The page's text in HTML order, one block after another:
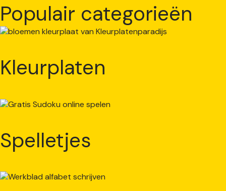
Populair categorieën
Kleurplaten
Spelletjes